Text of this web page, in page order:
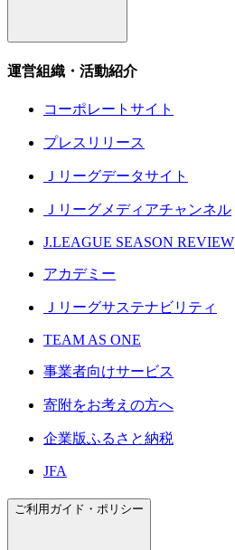
運営組織・活動紹介
コーポレートサイト
プレスリリース
Ｊリーグデータサイト
Ｊリーグメディアチャンネル
J.LEAGUE SEASON REVIEW
アカデミー
Ｊリーグサステナビリティ
TEAM AS ONE
事業者向けサービス
寄附をお考えの方へ
企業版ふるさと納税
JFA
ご利用ガイド・ポリシー